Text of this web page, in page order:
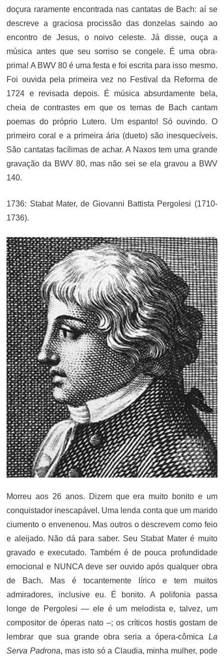
doçura raramente encontrada nas cantatas de Bach: aí se
descreve a graciosa procissão das donzelas saindo ao
encontro de Jesus, o noivo celeste. Já disse, ouça a
música antes que seu sorriso se congele. É uma obra-
prima! A BWV 80 é uma festa e foi escrita para isso mesmo.
Foi ouvida pela primeira vez no Festival da Reforma de
1724 e revisada depois. É música absurdamente bela,
cheia de contrastes em que os temas de Bach cantam
poemas do próprio Lutero. Um espanto! Só ouvindo. O
primeiro coral e a primeira ária (dueto) são inesquecíveis.
São cantatas facílimas de achar. A Naxos tem uma grande
gravação da BWV 80, mas não sei se ela gravou a BWV
140.
1736: Stabat Mater, de Giovanni Battista Pergolesi (1710-
1736).
Morreu aos 26 anos. Dizem que era muito bonito e um
conquistador inescapável. Uma lenda conta que um marido
ciumento o envenenou. Mas outros o descrevem como feio
e aleijado. Não dá para saber. Seu Stabat Mater é muito
gravado e executado. Também é de pouca profundidade
emocional e NUNCA deve ser ouvido após qualquer obra
de Bach. Mas é tocantemente lírico e tem muitos
admiradores, inclusive eu. É bonito. A polifonia passa
longe de Pergolesi — ele é um melodista e, talvez, um
compositor de óperas nato –; os críticos hostis gostam de
lembrar que sua grande obra seria a ópera-cômica La
Serva Padrona, mas isto só a Claudia, minha mulher, pode